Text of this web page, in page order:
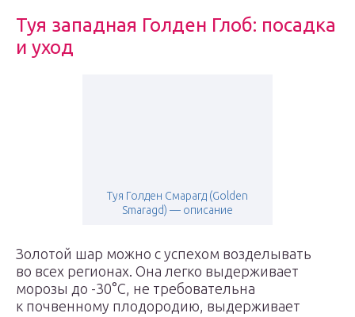
Туя западная Голден Глоб: посадка
и уход
Туя Голден Смарагд (Golden
Smaragd) — описание
Золотой шар можно с успехом возделывать
во всех регионах. Она легко выдерживает
морозы до -30°С, не требовательна
к почвенному плодородию, выдерживает